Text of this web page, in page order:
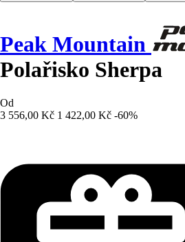
Peak Mountain
Polařisko Sherpa
Od
3 556,00 Kč 1 422,00 Kč -60%